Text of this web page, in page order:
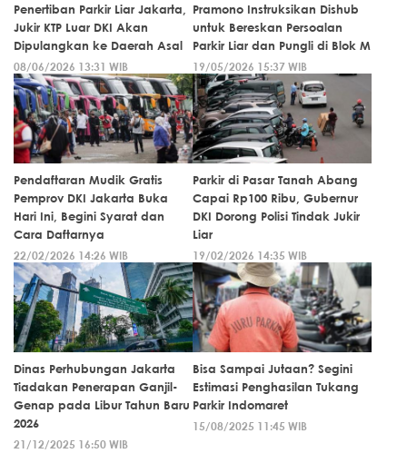
Penertiban Parkir Liar Jakarta,
Jukir KTP Luar DKI Akan
Dipulangkan ke Daerah Asal
08/06/2026 13:31 WIB
Pramono Instruksikan Dishub
untuk Bereskan Persoalan
Parkir Liar dan Pungli di Blok M
19/05/2026 15:37 WIB
Pendaftaran Mudik Gratis
Pemprov DKI Jakarta Buka
Hari Ini, Begini Syarat dan
Cara Daftarnya
22/02/2026 14:26 WIB
Parkir di Pasar Tanah Abang
Capai Rp100 Ribu, Gubernur
DKI Dorong Polisi Tindak Jukir
Liar
19/02/2026 14:35 WIB
Dinas Perhubungan Jakarta
Tiadakan Penerapan Ganjil-
Genap pada Libur Tahun Baru
2026
21/12/2025 16:50 WIB
Bisa Sampai Jutaan? Segini
Estimasi Penghasilan Tukang
Parkir Indomaret
15/08/2025 11:45 WIB